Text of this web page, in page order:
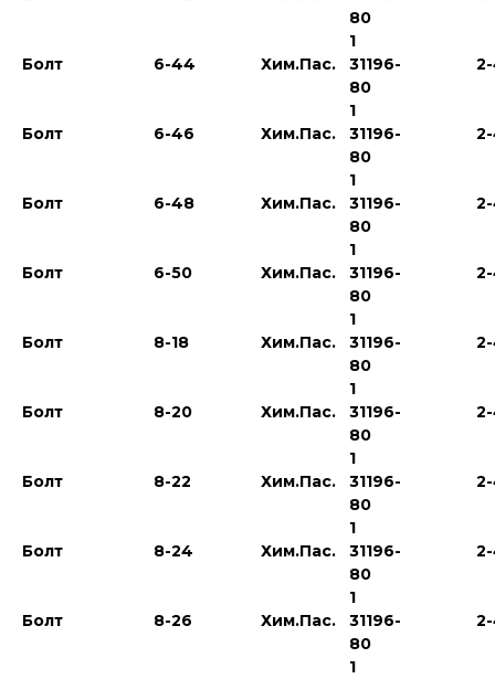
80
Болт 6-44 Хим.Пас.
1
31196-
80
Болт 6-46 Хим.Пас.
1
31196-
80
Болт 6-48 Хим.Пас.
1
31196-
80
Болт 6-50 Хим.Пас.
1
31196-
80
Болт 8-18 Хим.Пас.
1
31196-
80
Болт 8-20 Хим.Пас.
1
31196-
80
Болт 8-22 Хим.Пас.
1
31196-
80
Болт 8-24 Хим.Пас.
1
31196-
80
Болт 8-26 Хим.Пас.
1
31196-
80
1